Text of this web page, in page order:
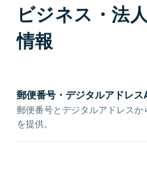
ビジネス・法
情報
郵便番号・デジタルアドレス
郵便番号とデジタルアドレス
を提供。